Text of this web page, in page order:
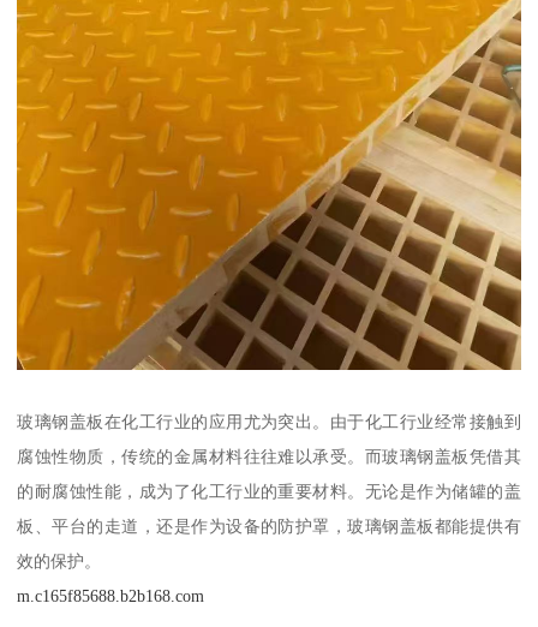
玻璃钢盖板在化工行业的应用尤为突出。由于化工行业经常接触到
腐蚀性物质，传统的金属材料往往难以承受。而玻璃钢盖板凭借其
的耐腐蚀性能，成为了化工行业的重要材料。无论是作为储罐的盖
板、平台的走道，还是作为设备的防护罩，玻璃钢盖板都能提供有
效的保护。
m.c165f85688.b2b168.com